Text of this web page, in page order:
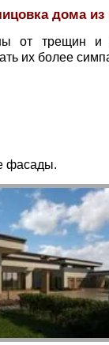
дома из
от трещин и
их более
фасады.